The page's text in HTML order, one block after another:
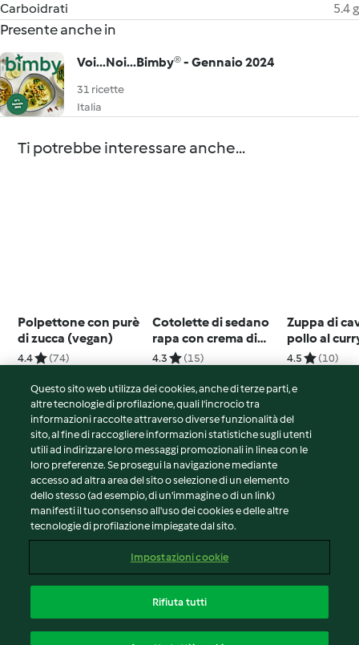
Carboidrati
5.4 g
Presente anche in
Voi...Noi...Bimby® - Gennaio 2024
31 ricette
Italia
Ti potrebbe interessare anche...
Polpettone con purè
di zucca (vegan)
4.4 (74)
Cotolette di sedano
rapa con crema di
patate (senza
lattosio)
4.3 (15)
Zuppa di
pollo al
panini
4.5 (10)
© Copyright 2026
Termini del servizio
Informativa sulla privacy
Avvertenze generali
Note legali
Contenuto del rapporto
Dichiarazione di accessibilità
Questo sito web utilizza dei cookies, anche di terze parti, e
altre tecnologie di profilazione, quali l’incrocio tra
informazioni raccolte attraverso diverse funzionalità del
sito, al fine di raccogliere informazioni statistiche sugli utenti
utili ad indirizzare loro messaggi promozionali in linea con le
loro preferenze. Se prosegui la navigazione mediante
accesso ad altra area del sito o selezione di un elemento
dello stesso (ad esempio, di un'immagine o di un link)
manifesti il tuo consenso all'uso dei cookies e delle altre
tecnologie di profilazione impiegate dal sito.
Impostazioni cookie
Rifiuta tutti